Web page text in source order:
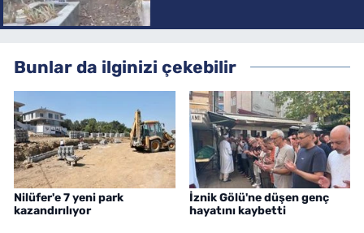
Bunlar da ilginizi çekebilir
Nilüfer'e 7 yeni park
kazandırılıyor
İznik Gölü'ne düşen genç
hayatını kaybetti